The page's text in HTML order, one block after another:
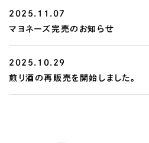
2025.11.07
マヨネーズ完売のお知らせ
2025.10.29
煎り酒の再販売を開始しました。